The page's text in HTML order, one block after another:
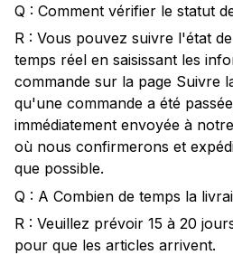
Q : Comment vérifier le statut
R : Vous pouvez suivre l'état
temps réel en saisissant les
commande sur la page Suivre
qu'une commande a été
immédiatement envoyée à
où nous confirmerons et
que possible.
Q : A Combien de temps la
R : Veuillez prévoir 15 à 20
pour que les articles arrivent.